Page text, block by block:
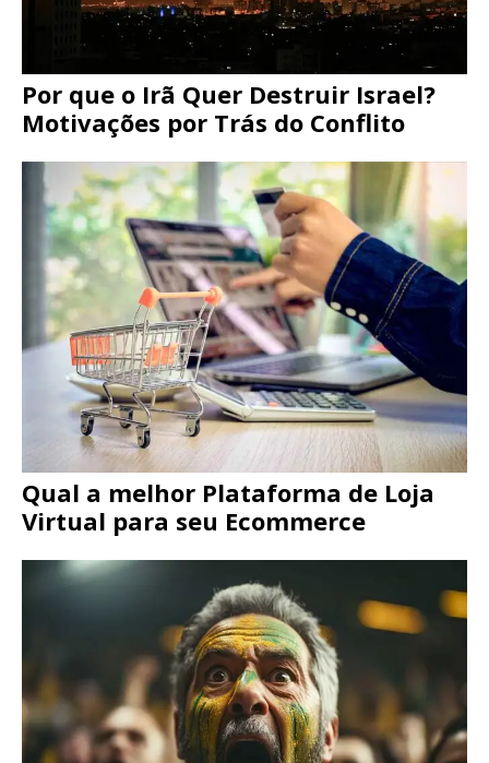
Por que o Irã Quer Destruir Israel?
Motivações por Trás do Conflito
Qual a melhor Plataforma de Loja
Virtual para seu Ecommerce